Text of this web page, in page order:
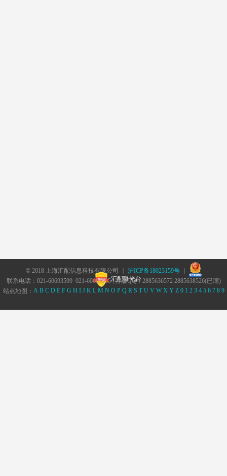
© 2018 上海汇配信息科技有限公司 ｜ 沪ICP备18023159号｜
汇配曝光台
联系电话：021-60693599 021-60693555 | 客服QQ：2885636572 2885638526(已满)
站点地图： A B C D E F G H I J K L M N O P Q R S T U V W X Y Z 0 1 2 3 4 5 6 7 8 9